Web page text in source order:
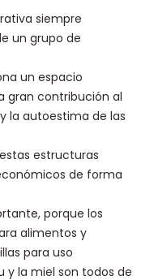
siempre
un grupo de
un espacio
gran contribución al
la autoestima de las
estructuras
de forma
porque los
alimentos y
para uso
y la miel son todos de